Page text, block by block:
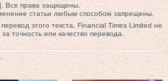
Все права защищены.
статьи любым способом запрещены.
этого текста, Financial Times Limited не
точность или качество перевода.